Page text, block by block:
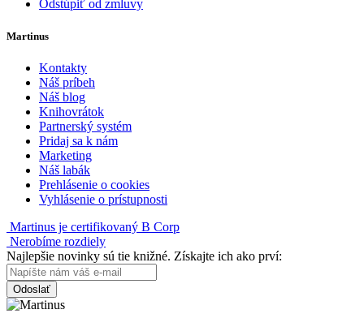
Odstúpiť od zmluvy
Martinus
Kontakty
Náš príbeh
Náš blog
Knihovrátok
Partnerský systém
Pridaj sa k nám
Marketing
Náš labák
Prehlásenie o cookies
Vyhlásenie o prístupnosti
Martinus je certifikovaný B Corp
Nerobíme rozdiely
Najlepšie novinky sú tie knižné. Získajte ich ako prví:
Odoslať